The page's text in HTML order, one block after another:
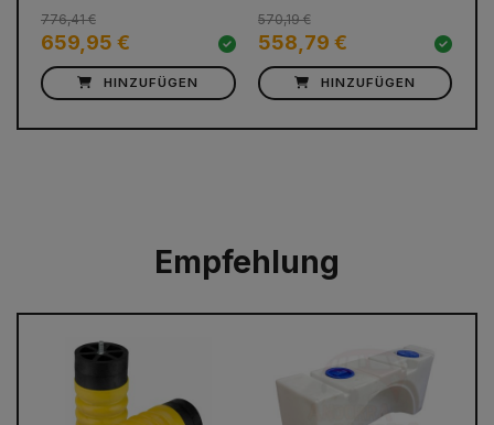
659,95 €
776,41 €
HINZUFÜGEN
558,79 €
570,19 €
HINZUFÜGEN
Empfehlung